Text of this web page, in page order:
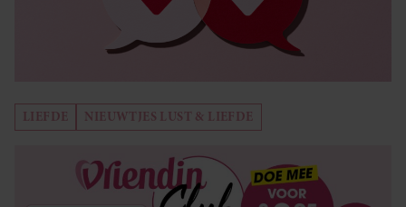
LIEFDE NIEUWTJES LUST & LIEFDE